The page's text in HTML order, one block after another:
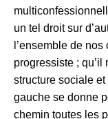
un tel droit sur
l’ensemble de
progressiste ;
structure sociale
gauche se donne
chemin toutes les